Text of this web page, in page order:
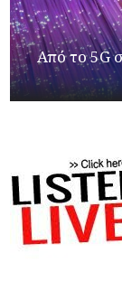
Από το 5G